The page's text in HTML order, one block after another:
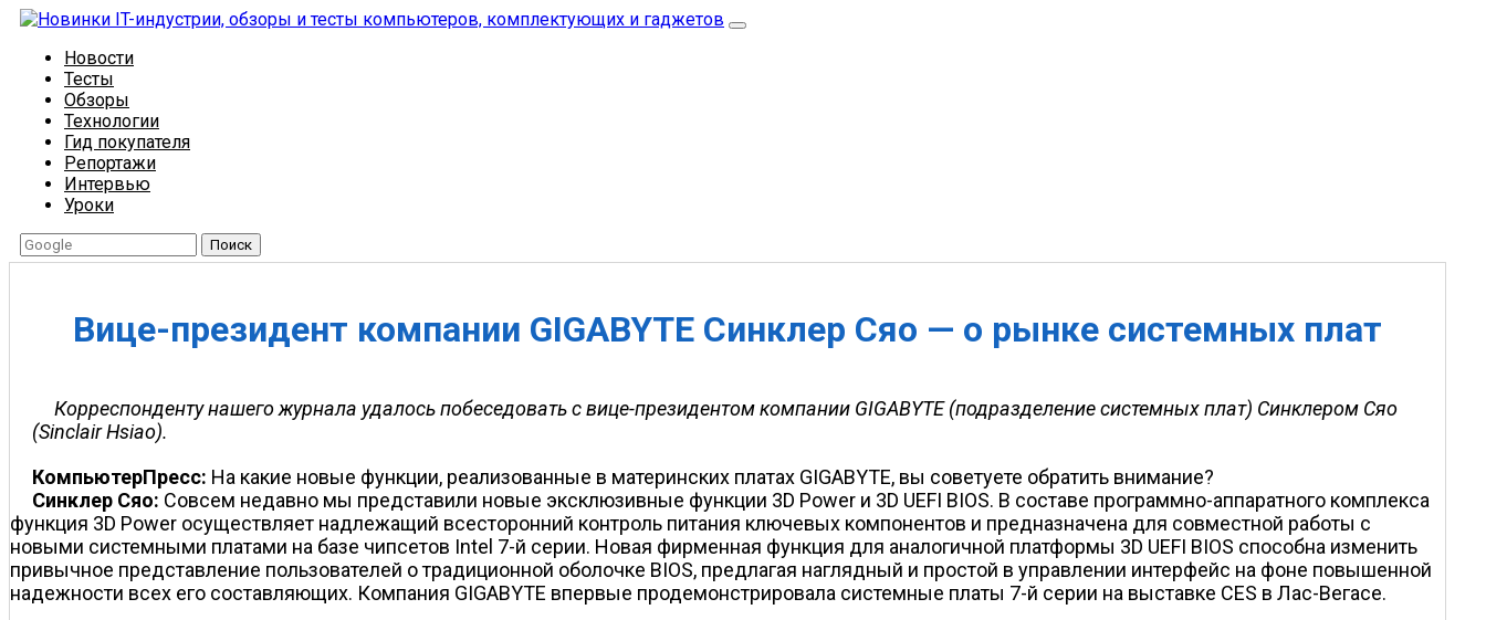
Новости
Тесты
Обзоры
Технологии
Гид покупателя
Репортажи
Интервью
Уроки
Поиск
Вице-президент компании GIGABYTE Синклер Сяо — о рынке системных плат
Корреспонденту нашего журнала удалось побеседовать с вице-президентом компании GIGABYTE (подразделение системных плат) Синклером Сяо
(Sinclair Hsiao).
КомпьютерПресс: На какие новые функции, реализованные в материнских платах GIGABYTE, вы советуете обратить внимание?
Синклер Сяо: Совсем недавно мы представили новые эксклюзивные функции 3D Power и 3D UEFI BIOS. В составе программно-аппаратного комплекса
функция 3D Power осуществляет надлежащий всесторонний контроль питания ключевых компонентов и предназначена для совместной работы с
новыми системными платами на базе чипсетов Intel 7-й серии. Новая фирменная функция для аналогичной платформы 3D UEFI BIOS способна изменить
привычное представление пользователей о традиционной оболочке BIOS, предлагая наглядный и простой в управлении интерфейс на фоне повышенной
надежности всех его составляющих. Компания GIGABYTE впервые продемонстрировала системные платы 7-й серии на выставке CES в Лас-Вегасе.